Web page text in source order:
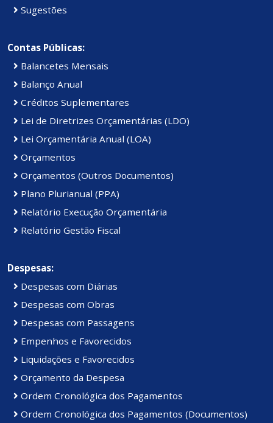
Sugestões
Contas Públicas:
Balancetes Mensais
Balanço Anual
Créditos Suplementares
Lei de Diretrizes Orçamentárias (LDO)
Lei Orçamentária Anual (LOA)
Orçamentos
Orçamentos (Outros Documentos)
Plano Plurianual (PPA)
Relatório Execução Orçamentária
Relatório Gestão Fiscal
Despesas:
Despesas com Diárias
Despesas com Obras
Despesas com Passagens
Empenhos e Favorecidos
Liquidações e Favorecidos
Orçamento da Despesa
Ordem Cronológica dos Pagamentos
Ordem Cronológica dos Pagamentos (Documentos)